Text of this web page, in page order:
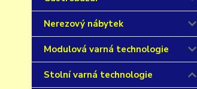
Nerezový nábytek
Modulová varná technologie
Stolní varná technologie